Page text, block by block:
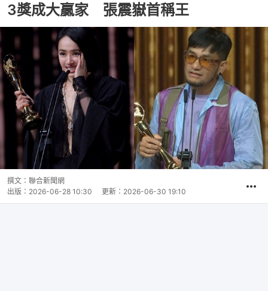
3獎成大贏家 張震嶽首稱王
撰文： 聯合新聞網
出版： 2026-06-28 10:30 更新： 2026-06-30 19:10